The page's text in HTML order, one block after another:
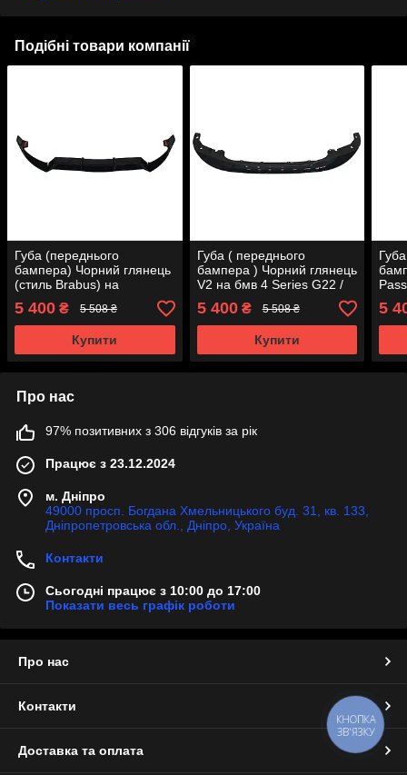
Подібні товари компанії
Губа (переднього
бампера) Чорний глянець
(стиль Brabus) на
Mercedes-Benz C-Class
W205 2014-2018 року
5 400 ₴ 5 508 ₴
Купити
Губа ( переднього
бампера ) Чорний глянець
V2 на бмв 4 Series G22 /
G23 2020-2024 року
5 400₴ 5 508 ₴
Купити
5
Про нас
97% позитивних з 306 відгуків за рік
Працює з 23.12.2024
м. Дніпро
49000 просп. Богдана Хмельницького буд. 31, кв. 133,
Дніпропетровська обл., Дніпро, Україна
Контакти
Сьогодні працює з 10:00 до 17:00
Показати весь графік роботи
Про нас
Контакти
Доставка та оплата
КНОПКА
ЗВ'ЯЗКУ